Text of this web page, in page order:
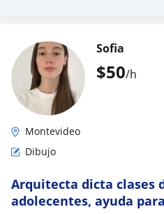
$50/h
Sofia
Montevideo
Dibujo
Arquitecta dicta clases
adolecentes, ayuda